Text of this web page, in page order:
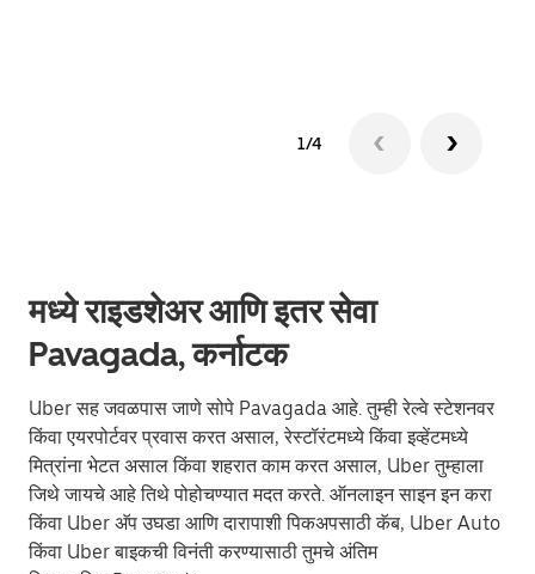
1/4
मध्ये राइडशेअर आणि इतर सेवा
Pavagada, कर्नाटक
Uber सह जवळपास जाणे सोपे Pavagada आहे. तुम्ही रेल्वे स्टेशनवर
किंवा एयरपोर्टवर प्रवास करत असाल, रेस्टॉरंटमध्ये किंवा इव्हेंटमध्ये
मित्रांना भेटत असाल किंवा शहरात काम करत असाल, Uber तुम्हाला
जिथे जायचे आहे तिथे पोहोचण्यात मदत करते. ऑनलाइन साइन इन करा
किंवा Uber अ‍ॅप उघडा आणि दारापाशी पिकअपसाठी कॅब, Uber Auto
किंवा Uber बाइकची विनंती करण्यासाठी तुमचे अंतिम